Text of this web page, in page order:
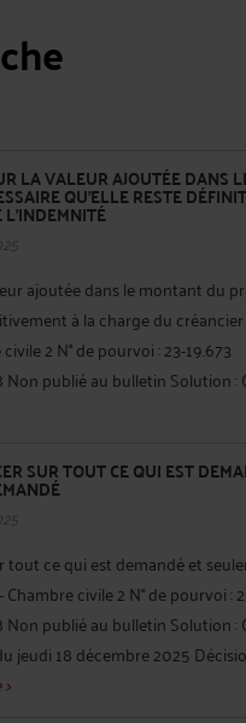
LA VALEUR AJOUTÉE DANS
QU'ELLE RESTE
L'INDEMNITÉ
ajoutée dans le montant du
à la charge du
2 N° de pourvoi : 23-19.673
Non publié au bulletin Solution :
SUR TOUT CE QUI EST
ce qui est demandé et
civile 2 N° de pourvoi :
Non publié au bulletin Solution :
jeudi 18 décembre 2025